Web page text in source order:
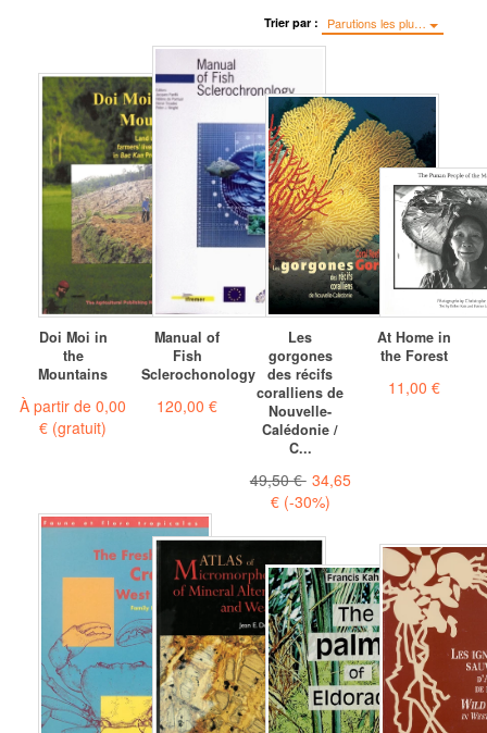
Trier par : Parutions les plu…
Doi Moi in
the
Mountains
À partir de0,00
€ (gratuit)
Manual of
Fish
Sclerochonology
120,00 €
Les
gorgones
des récifs
coralliens de
Nouvelle-
Calédonie /
C...
49,50 € 34,65
€ (-30%)
At Home in
the Forest
11,00 €